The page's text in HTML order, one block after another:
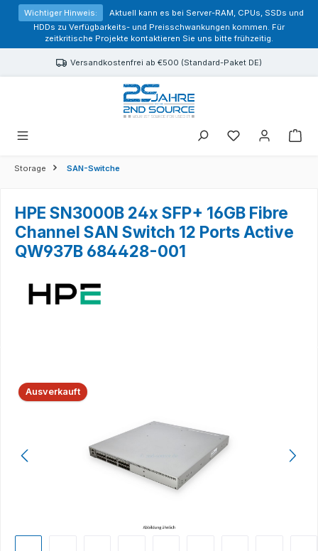
springen
Wichtiger Hinweis:
Aktuell kann es bei Server-RAM, CPUs, SSDs und
HDDs zu Verfügbarkeits- und Preisschwankungen kommen. Für
zeitkritische Projekte kontaktieren Sie uns bitte frühzeitig.
Versandkostenfrei ab €500 (Standard-Paket DE)
Sie haben 0
Storage SAN-Switche
HPE SN3000B 24x SFP+ 16GB Fibre
Channel SAN Switch 12 Ports Active
QW937B 684428-001
Bildergalerie überspringen
Ausverkauft